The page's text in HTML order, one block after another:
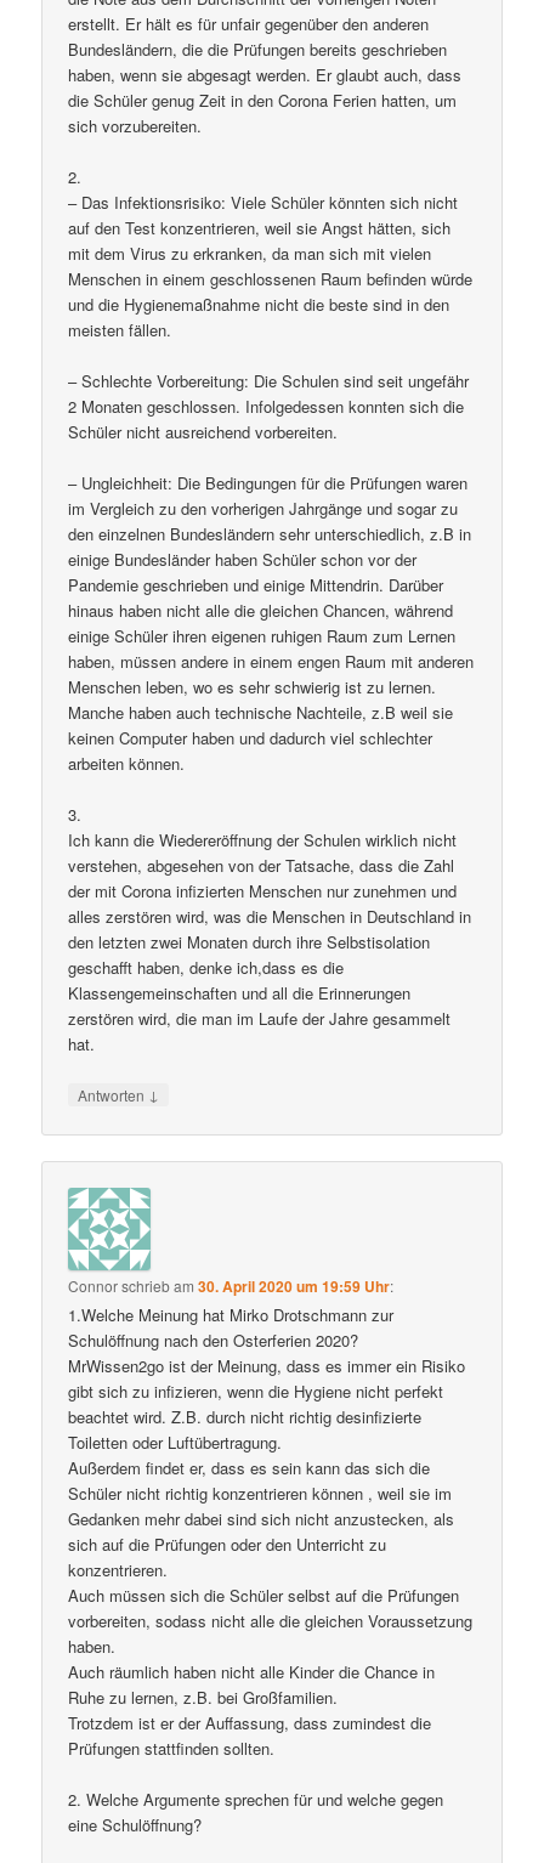
erstellt. Er hält es für unfair gegenüber den anderen
Bundesländern, die die Prüfungen bereits geschrieben
haben, wenn sie abgesagt werden. Er glaubt auch, dass
die Schüler genug Zeit in den Corona Ferien hatten, um
sich vorzubereiten.
2.
– Das Infektionsrisiko: Viele Schüler könnten sich nicht
auf den Test konzentrieren, weil sie Angst hätten, sich
mit dem Virus zu erkranken, da man sich mit vielen
Menschen in einem geschlossenen Raum befinden würde
und die Hygienemaßnahme nicht die beste sind in den
meisten fällen.
– Schlechte Vorbereitung: Die Schulen sind seit ungefähr
2 Monaten geschlossen. Infolgedessen konnten sich die
Schüler nicht ausreichend vorbereiten.
– Ungleichheit: Die Bedingungen für die Prüfungen waren
im Vergleich zu den vorherigen Jahrgänge und sogar zu
den einzelnen Bundesländern sehr unterschiedlich, z.B in
einige Bundesländer haben Schüler schon vor der
Pandemie geschrieben und einige Mittendrin. Darüber
hinaus haben nicht alle die gleichen Chancen, während
einige Schüler ihren eigenen ruhigen Raum zum Lernen
haben, müssen andere in einem engen Raum mit anderen
Menschen leben, wo es sehr schwierig ist zu lernen.
Manche haben auch technische Nachteile, z.B weil sie
keinen Computer haben und dadurch viel schlechter
arbeiten können.
3.
Ich kann die Wiedereröffnung der Schulen wirklich nicht
verstehen, abgesehen von der Tatsache, dass die Zahl
der mit Corona infizierten Menschen nur zunehmen und
alles zerstören wird, was die Menschen in Deutschland in
den letzten zwei Monaten durch ihre Selbstisolation
geschafft haben, denke ich,dass es die
Klassengemeinschaften und all die Erinnerungen
zerstören wird, die man im Laufe der Jahre gesammelt
hat.
Antworten ↓
Connorschriebam30. April 2020 um 19:59 Uhr:
1.Welche Meinung hat Mirko Drotschmann zur
Schulöffnung nach den Osterferien 2020?
MrWissen2go ist der Meinung, dass es immer ein Risiko
gibt sich zu infizieren, wenn die Hygiene nicht perfekt
beachtet wird. Z.B. durch nicht richtig desinfizierte
Toiletten oder Luftübertragung.
Außerdem findet er, dass es sein kann das sich die
Schüler nicht richtig konzentrieren können , weil sie im
Gedanken mehr dabei sind sich nicht anzustecken, als
sich auf die Prüfungen oder den Unterricht zu
konzentrieren.
Auch müssen sich die Schüler selbst auf die Prüfungen
vorbereiten, sodass nicht alle die gleichen Voraussetzung
haben.
Auch räumlich haben nicht alle Kinder die Chance in
Ruhe zu lernen, z.B. bei Großfamilien.
Trotzdem ist er der Auffassung, dass zumindest die
Prüfungen stattfinden sollten.
2. Welche Argumente sprechen für und welche gegen
eine Schulöffnung?